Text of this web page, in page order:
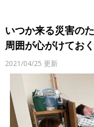
いつか来る災害の
周囲が心がけてお
2021/04/25 更新